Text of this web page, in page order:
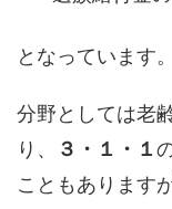
となっています。
分野としては老
り、
３・１・１
こともありますが